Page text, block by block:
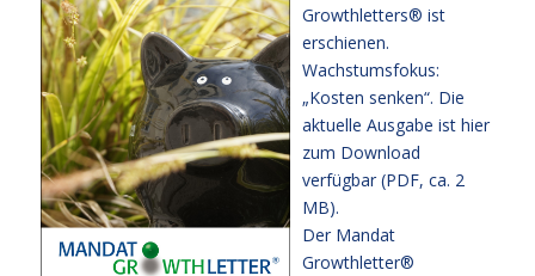
Growthletters® ist
erschienen.
Wachstumsfokus:
„Kosten senken“. Die
aktuelle Ausgabe ist hier
zum Download
verfügbar (PDF, ca. 2
MB).
Der Mandat
Growthletter®